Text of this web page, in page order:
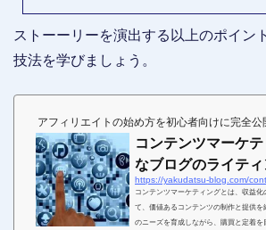
ストーーリーを演出する以上のポイン
技法を学びましょう。
アフィリエイトの始め方を初心者向けに完全
コンテンツマーケ
なブログのライテ
https://yakudatsu-blog.com/
コンテンツマーケティングとは、収益
て、価値あるコンテンツの制作と提供
のニーズを育成しながら、購買と定着